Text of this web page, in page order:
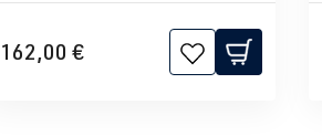
162,00 €